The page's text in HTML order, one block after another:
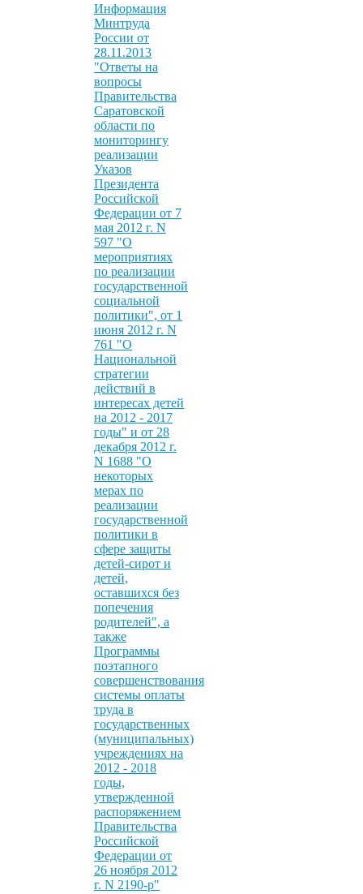
Информация
Минтруда
России от
28.11.2013
"Ответы на
вопросы
Правительства
Саратовской
области по
мониторингу
реализации
Указов
Президента
Российской
Федерации от 7
мая 2012 г. N
597 "О
мероприятиях
по реализации
государственной
социальной
политики", от 1
июня 2012 г. N
761 "О
Национальной
стратегии
действий в
интересах детей
на 2012 - 2017
годы" и от 28
декабря 2012 г.
N 1688 "О
некоторых
мерах по
реализации
государственной
политики в
сфере защиты
детей-сирот и
детей,
оставшихся без
попечения
родителей", а
также
Программы
поэтапного
совершенствования
системы оплаты
труда в
государственных
(муниципальных)
учреждениях на
2012 - 2018
годы,
утвержденной
распоряжением
Правительства
Российской
Федерации от
26 ноября 2012
г. N 2190-р"